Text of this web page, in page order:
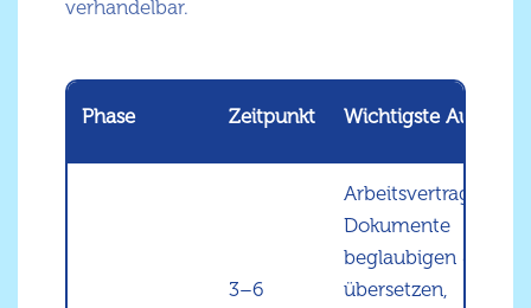
verhandelbar.
Phase Zeitpunkt Wichtigste
3–6
Arbeitsvertrag,
Dokumente
beglaubigen &
übersetzen,